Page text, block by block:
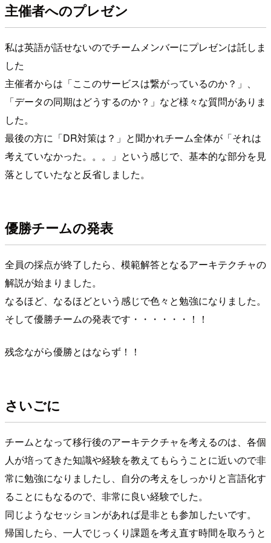
主催者へのプレゼン
私は英語が話せないのでチームメンバーにプレゼンは託しま
した
主催者からは「ここのサービスは繋がっているのか？」、
「データの同期はどうするのか？」など様々な質問がありま
した。
最後の方に「DR対策は？」と聞かれチーム全体が「それは
考えていなかった。。。」という感じで、基本的な部分を見
落としていたなと反省しました。
優勝チームの発表
全員の採点が終了したら、模範解答となるアーキテクチャの
解説が始まりました。
なるほど、なるほどという感じで色々と勉強になりました。
そして優勝チームの発表です・・・・・・！！
残念ながら優勝とはならず！！
さいごに
チームとなって移行後のアーキテクチャを考えるのは、各個
人が培ってきた知識や経験を教えてもらうことに近いので非
常に勉強になりましたし、自分の考えをしっかりと言語化す
ることにもなるので、非常に良い経験でした。
同じようなセッションがあれば是非とも参加したいです。
帰国したら、一人でじっくり課題を考え直す時間を取ろうと